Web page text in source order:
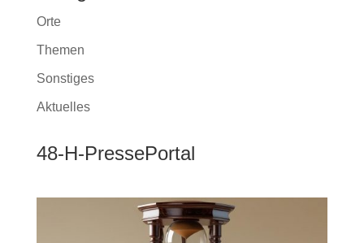
Orte
Themen
Sonstiges
Aktuelles
48-H-PressePortal